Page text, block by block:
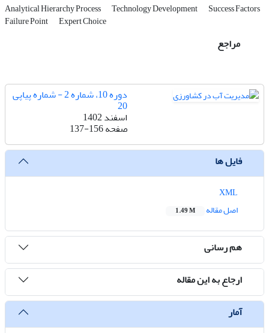
Analytical Hierarchy Process Technology Development Success Factors
Failure Point Expert Choice
مراجع
دوره 10، شماره 2 - شماره پیاپی
20
اسفند 1402
صفحه137-156
فایل ها
اصل مقاله
1.49 M
هم رسانی
ارجاع به این مقاله
آمار